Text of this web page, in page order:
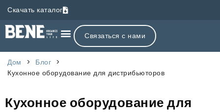
Скачать каталог
Связаться с нами
Дом > Блог >
Кухонное оборудование для дистрибьюторов
Кухонное оборудование для